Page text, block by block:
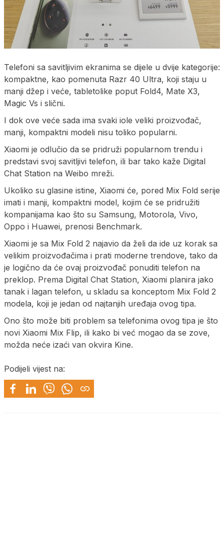
Telefoni sa savitljivim ekranima se dijele u dvije kategorije:
kompaktne, kao pomenuta Razr 40 Ultra, koji staju u
manji džep i veće, tabletolike poput Fold4, Mate X3,
Magic Vs i slični.
I dok ove veće sada ima svaki iole veliki proizvođač,
manji, kompaktni modeli nisu toliko popularni.
Xiaomi je odlučio da se pridruži popularnom trendu i
predstavi svoj savitljivi telefon, ili bar tako kaže Digital
Chat Station na Weibo mreži.
Ukoliko su glasine istine, Xiaomi će, pored Mix Fold serije
imati i manji, kompaktni model, kojim će se pridružiti
kompanijama kao što su Samsung, Motorola, Vivo,
Oppo i Huawei, prenosi Benchmark.
Xiaomi je sa Mix Fold 2 najavio da želi da ide uz korak sa
velikim proizvođačima i prati moderne trendove, tako da
je logično da će ovaj proizvođač ponuditi telefon na
preklop. Prema Digital Chat Station, Xiaomi planira jako
tanak i lagan telefon, u skladu sa konceptom Mix Fold 2
modela, koji je jedan od najtanjih uređaja ovog tipa.
Ono što može biti problem sa telefonima ovog tipa je što
novi Xiaomi Mix Flip, ili kako bi već mogao da se zove,
možda neće izaći van okvira Kine.
Podijeli vijest na: